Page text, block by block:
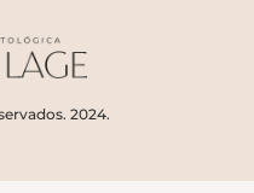
2024.